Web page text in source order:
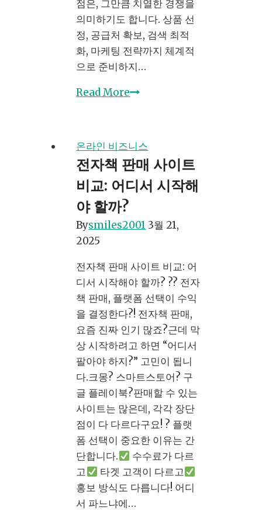
따
라
하
기!
점은, 그만큼 치열한 경쟁을
의미하기도 합니다. 상품 선
정, 공급처 확보, 검색 최적
화, 마케팅 전략까지 체계적
으로 준비하지…
Read More네
스
마
트
스
어
소
본
창
업:
100
만
원
으
로
성
공
하
는
실
전
전
온라인 비즈니스
전자책 판매 사이트
비교: 어디서 시작해
야 할까?
Bysmiles2001 3월 21,
2025
전자책 판매 사이트 비교: 어
디서 시작해야 할까? ?? 전자
책 판매, 플랫폼 선택이 수익
을 결정한다?! 전자책 판매,
요즘 진짜 인기 많죠?근데 막
상 시작하려고 하면 “어디서
팔아야 하지?” 고민이 됩니
다.크몽? 스마트스토어? 구
글 플레이북?판매할 수 있는
사이트는 많은데, 각각 장단
점이 다 다르다구요! ? 플랫
폼 선택이 중요한 이유는 간
단합니다.
수수료가 다르
고
타겟 고객이 다르고
홍보 방식도 다릅니다! 어디
서 파느냐에…